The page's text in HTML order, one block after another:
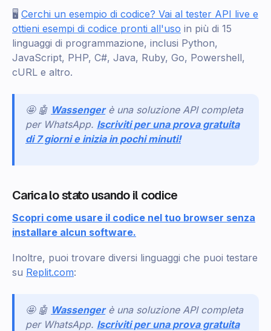
🖥️ Cerchi un esempio di codice? Vai al tester API live e
ottieni esempi di codice pronti all'uso in più di 15
linguaggi di programmazione, inclusi Python,
JavaScript, PHP, C#, Java, Ruby, Go, Powershell,
cURL e altro.
🤩 🤖 Wassenger è una soluzione API completa
per WhatsApp. Iscriviti per una prova gratuita
di 7 giorni e inizia in pochi minuti!
Carica lo stato usando il codice
Scopri come usare il codice nel tuo browser senza
installare alcun software.
Inoltre, puoi trovare diversi linguaggi che puoi testare
su Replit.com:
🤩 🤖 Wassenger è una soluzione API completa
per WhatsApp. Iscriviti per una prova gratuita